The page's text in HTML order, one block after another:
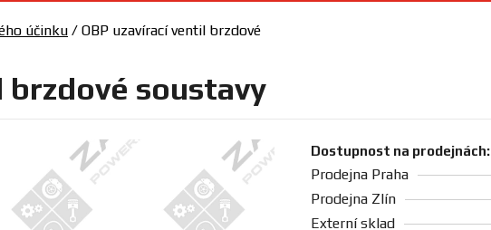
účinku / OBP uzavírací ventil brzdové
brzdové soustavy
Dostupnost na prodejnách:
Prodejna Zlín
Prodejna Praha
Externí sklad